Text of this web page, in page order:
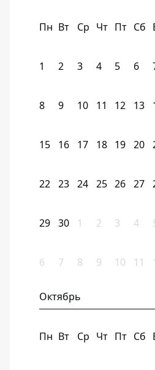
Пн Вт Ср Чт Пт Сб
1 2 3 4 5 6
8 9 10 11 12 13
15 16 17 18 19 20
22 23 24 25 26 27
29 30 1 2 3 4
6 7 8 9 10 11
Октябрь
Пн Вт Ср Чт Пт Сб